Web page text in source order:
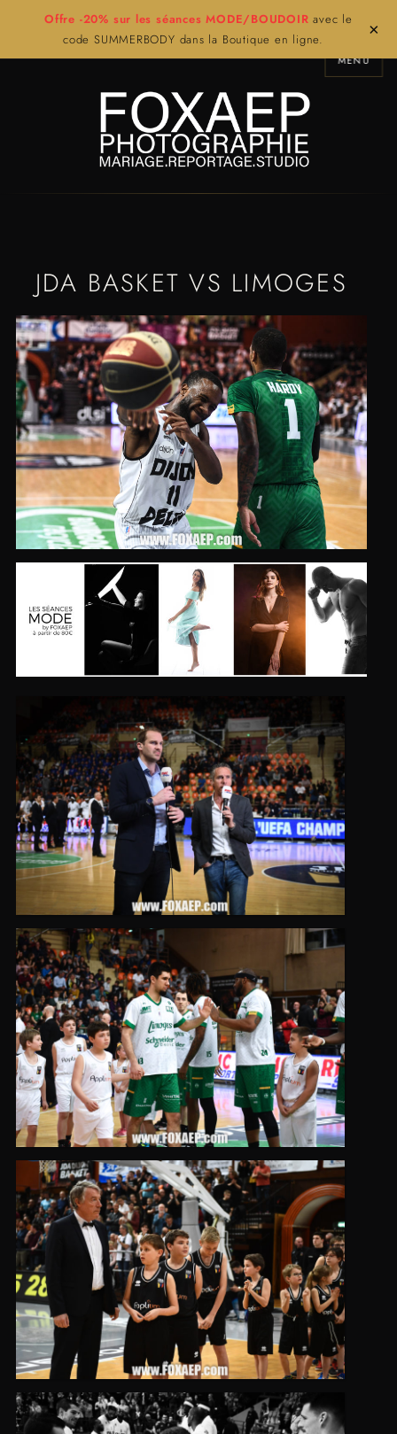
Offre -20% sur les séances MODE/BOUDOIR avec le
code SUMMERBODY dans la Boutique en ligne.
×
MENU
JDA BASKET VS LIMOGES